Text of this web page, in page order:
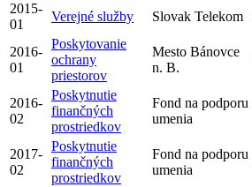
2015-
01
Verejné služby Slovak Telekom
2016-
01
Poskytovanie
ochrany
priestorov
Mesto Bánovce
n. B.
2016-
02
Poskytnutie
finančných
prostriedkov
Fond na podporu
umenia
2017-
02
Poskytnutie
finančných
prostriedkov
Fond na podporu
umenia